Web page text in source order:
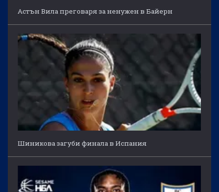
Астън Вила преговаря за ненужен в Байерн
Шиникова загуби финала в Испания